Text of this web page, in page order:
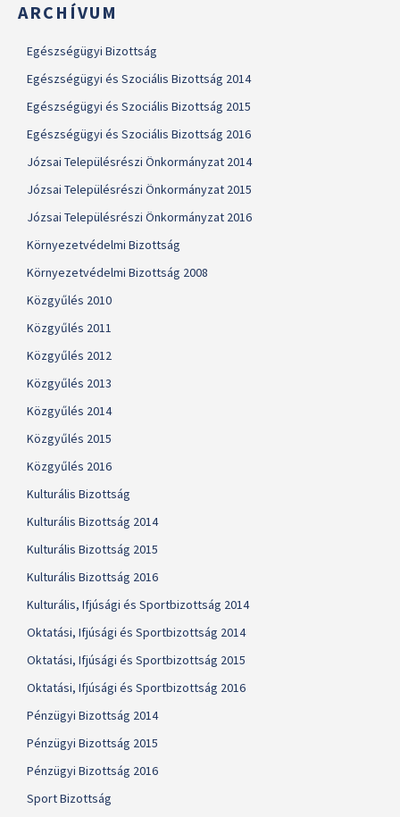
ARCHÍVUM
Egészségügyi Bizottság
Egészségügyi és Szociális Bizottság 2014
Egészségügyi és Szociális Bizottság 2015
Egészségügyi és Szociális Bizottság 2016
Józsai Településrészi Önkormányzat 2014
Józsai Településrészi Önkormányzat 2015
Józsai Településrészi Önkormányzat 2016
Környezetvédelmi Bizottság
Környezetvédelmi Bizottság 2008
Közgyűlés 2010
Közgyűlés 2011
Közgyűlés 2012
Közgyűlés 2013
Közgyűlés 2014
Közgyűlés 2015
Közgyűlés 2016
Kulturális Bizottság
Kulturális Bizottság 2014
Kulturális Bizottság 2015
Kulturális Bizottság 2016
Kulturális, Ifjúsági és Sportbizottság 2014
Oktatási, Ifjúsági és Sportbizottság 2014
Oktatási, Ifjúsági és Sportbizottság 2015
Oktatási, Ifjúsági és Sportbizottság 2016
Pénzügyi Bizottság 2014
Pénzügyi Bizottság 2015
Pénzügyi Bizottság 2016
Sport Bizottság